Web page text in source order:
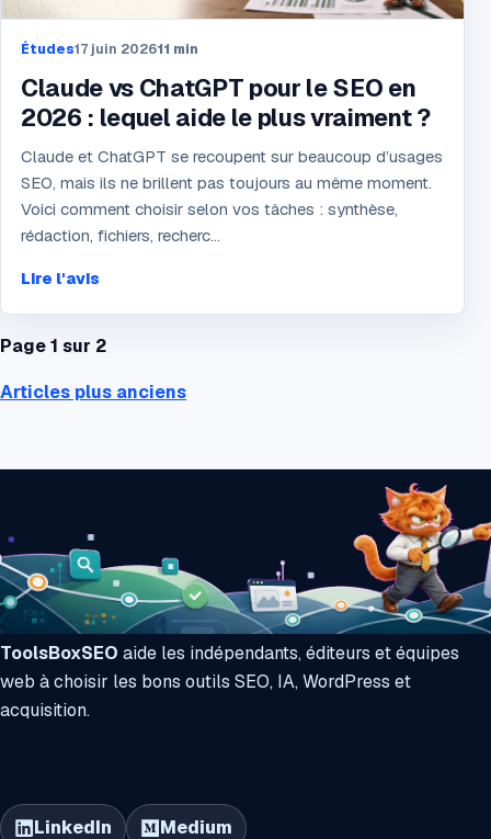
Études17 juin 202611 min
Claude vs ChatGPT pour le SEO en
2026 : lequel aide le plus vraiment ?
Claude et ChatGPT se recoupent sur beaucoup d’usages
SEO, mais ils ne brillent pas toujours au même moment.
Voici comment choisir selon vos tâches : synthèse,
rédaction, fichiers, recherc...
Lire l'avis
Page1 sur 2
Articles plus anciens
ToolsBoxSEO aide les indépendants, éditeurs et équipes
web à choisir les bons outils SEO, IA, WordPress et
acquisition.
LinkedIn Medium